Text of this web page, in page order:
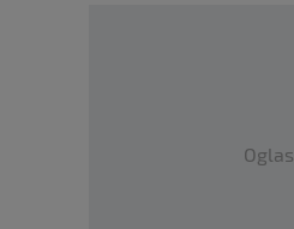
Oglas